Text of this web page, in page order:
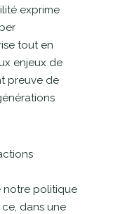
exprime
tout en
enjeux de
preuve de
notre politique
dans une